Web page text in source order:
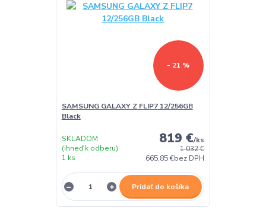
- 21 %
SAMSUNG GALAXY Z FLIP7 12/256GB
Black
1 032 €
819 €/ks
665,85 €bez DPH
SKLADOM
(ihneď k odberu)
1 ks
Pridať do košíka